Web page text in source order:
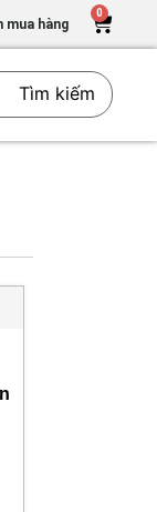
mua hàng
0
Tìm kiếm